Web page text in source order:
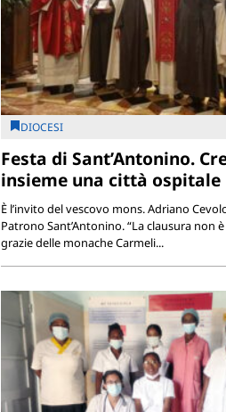
DIOCESI
Festa di Sant’Antonino.
insieme una città ospitale
È l’invito del vescovo mons. Adriano
Patrono Sant’Antonino. “La clausura non
grazie delle monache Carmeli...